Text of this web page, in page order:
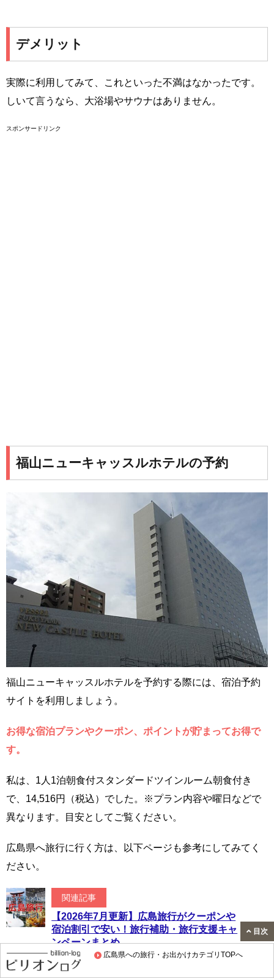
広島県への旅行・お出かけカテゴリTOPへ
デメリット
実際に利用してみて、これといった不満はなかったです。
しいて言うなら、大浴場やサウナはありません。
スポンサードリンク
福山ニューキャッスルホテルの予約
福山ニューキャッスルホテルを予約する際には、宿泊予約
サイトを利用しましょう。
お得な宿泊プランやクーポン、ポイントが貯まってお得で
す。
私は、1人1泊朝食付スタンダードツインルーム朝食付き
で、14,516円（税込）でした。※プラン内容や曜日などで
異なります。目安としてご覧ください。
広島県へ旅行に行く方は、以下ページも参考にしてみてく
ださい。
関連記事
【2026年7月更新】広島旅行がクーポンや
宿泊割引で安い！旅行補助・旅行支援キャ
ンペーンまとめ
目次